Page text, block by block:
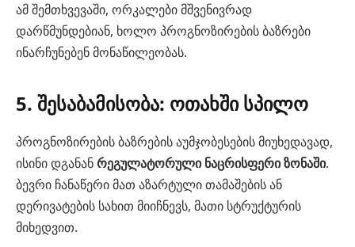
ამ შემთხვევაში, ორკალები მშვენივრად
დარწმუნდებიან, ხოლო პროგნოზირების ბაზრები
ინარჩუნებენ მონაწილეობას.
5. შესაბამისობა: ოთახში სპილო
პროგნოზირების ბაზრების აუმჯობესების მიუხედავად,
ისინი დგანანრეგულატორული ნაცრისფერი ზონაში.
ბევრი ჩანაწერი მათ აზარტული თამაშების ან
დერივატების სახით მიიჩნევს, მათი სტრუქტურის
მიხედვით.